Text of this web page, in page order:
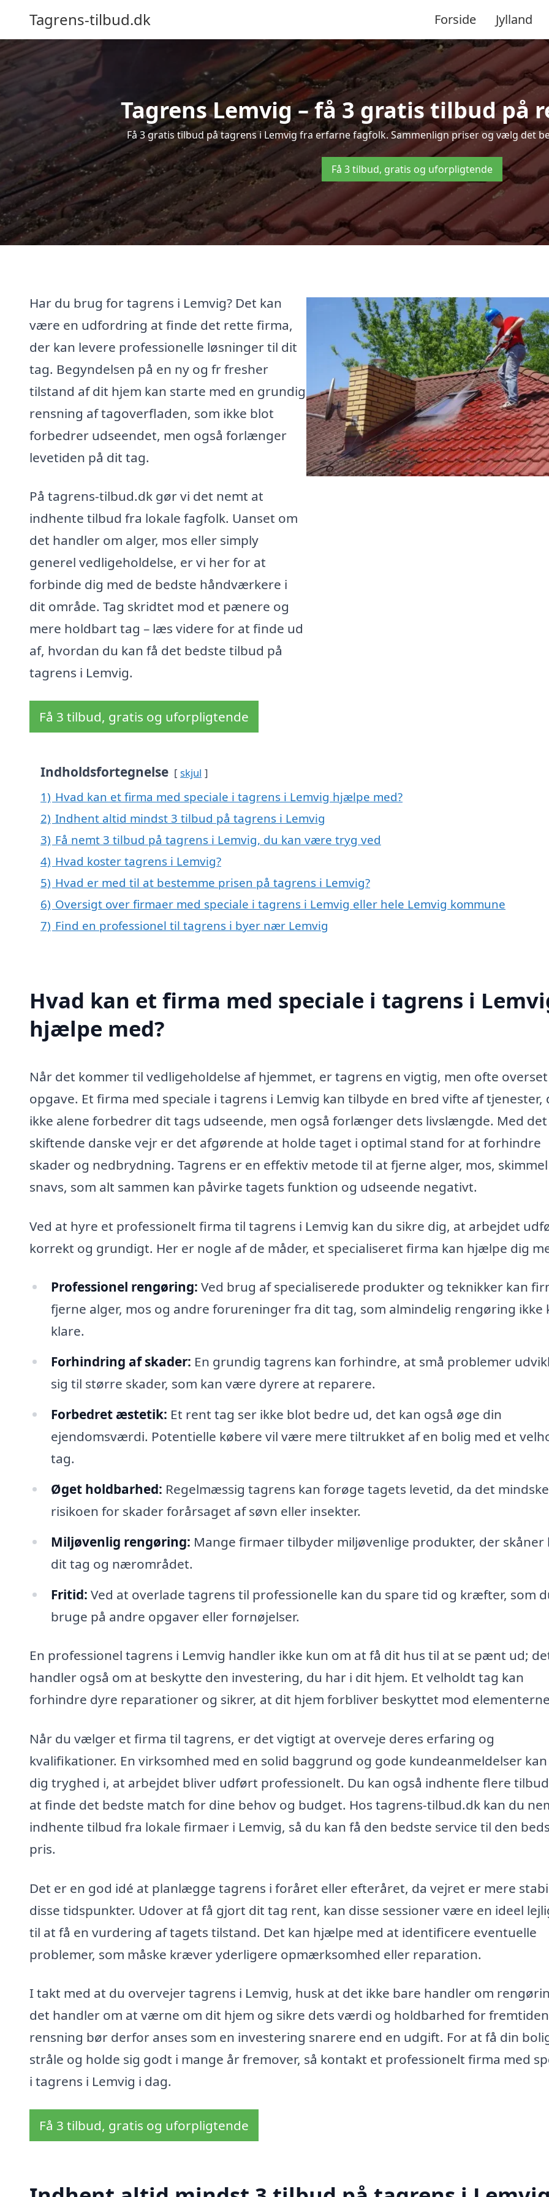
Tagrens-tilbud.dk Forside Jylland
Tagrens Lemvig – få 3 gratis tilbud på
Få 3 gratis tilbud på tagrens i Lemvig fra erfarne fagfolk. Sammenlign priser og vælg det
Få 3 tilbud, gratis og uforpligtende
Har du brug for tagrens i Lemvig? Det kan
være en udfordring at finde det rette firma,
der kan levere professionelle løsninger til dit
tag. Begyndelsen på en ny og fr fresher
tilstand af dit hjem kan starte med en grundig
rensning af tagoverfladen, som ikke blot
forbedrer udseendet, men også forlænger
levetiden på dit tag.
På tagrens-tilbud.dk gør vi det nemt at
indhente tilbud fra lokale fagfolk. Uanset om
det handler om alger, mos eller simply
generel vedligeholdelse, er vi her for at
forbinde dig med de bedste håndværkere i
dit område. Tag skridtet mod et pænere og
mere holdbart tag – læs videre for at finde ud
af, hvordan du kan få det bedste tilbud på
tagrens i Lemvig.
Få 3 tilbud, gratis og uforpligtende
Indholdsfortegnelse skjul
1) Hvad kan et firma med speciale i tagrens i Lemvig hjælpe med?
2) Indhent altid mindst 3 tilbud på tagrens i Lemvig
3) Få nemt 3 tilbud på tagrens i Lemvig, du kan være tryg ved
4) Hvad koster tagrens i Lemvig?
5) Hvad er med til at bestemme prisen på tagrens i Lemvig?
6) Oversigt over firmaer med speciale i tagrens i Lemvig eller hele Lemvig kommune
7) Find en professionel til tagrens i byer nær Lemvig
Hvad kan et firma med speciale i tagrens i
hjælpe med?
Når det kommer til vedligeholdelse af hjemmet, er tagrens en vigtig, men ofte overset
opgave. Et firma med speciale i tagrens i Lemvig kan tilbyde en bred vifte af tjenester,
ikke alene forbedrer dit tags udseende, men også forlænger dets livslængde. Med det
skiftende danske vejr er det afgørende at holde taget i optimal stand for at forhindre
skader og nedbrydning. Tagrens er en effektiv metode til at fjerne alger, mos,
snavs, som alt sammen kan påvirke tagets funktion og udseende negativt.
Ved at hyre et professionelt firma til tagrens i Lemvig kan du sikre dig, at arbejdet
korrekt og grundigt. Her er nogle af de måder, et specialiseret firma kan hjælpe dig
Professionel rengøring: Ved brug af specialiserede produkter og teknikker kan
fjerne alger, mos og andre forureninger fra dit tag, som almindelig rengøring ikke
klare.
Forhindring af skader: En grundig tagrens kan forhindre, at små problemer
sig til større skader, som kan være dyrere at reparere.
Forbedret æstetik: Et rent tag ser ikke blot bedre ud, det kan også øge din
ejendomsværdi. Potentielle købere vil være mere tiltrukket af en bolig med et
tag.
Øget holdbarhed: Regelmæssig tagrens kan forøge tagets levetid, da det
risikoen for skader forårsaget af søvn eller insekter.
Miljøvenlig rengøring: Mange firmaer tilbyder miljøvenlige produkter, der skåner
dit tag og nærområdet.
Fritid: Ved at overlade tagrens til professionelle kan du spare tid og kræfter, som
bruge på andre opgaver eller fornøjelser.
En professionel tagrens i Lemvig handler ikke kun om at få dit hus til at se pænt ud;
handler også om at beskytte den investering, du har i dit hjem. Et velholdt tag kan
forhindre dyre reparationer og sikrer, at dit hjem forbliver beskyttet mod
Når du vælger et firma til tagrens, er det vigtigt at overveje deres erfaring og
kvalifikationer. En virksomhed med en solid baggrund og gode kundeanmeldelser
dig tryghed i, at arbejdet bliver udført professionelt. Du kan også indhente flere
at finde det bedste match for dine behov og budget. Hos tagrens-tilbud.dk kan du
indhente tilbud fra lokale firmaer i Lemvig, så du kan få den bedste service til den
pris.
Det er en god idé at planlægge tagrens i foråret eller efteråret, da vejret er mere
disse tidspunkter. Udover at få gjort dit tag rent, kan disse sessioner være en ideel
til at få en vurdering af tagets tilstand. Det kan hjælpe med at identificere eventuelle
problemer, som måske kræver yderligere opmærksomhed eller reparation.
I takt med at du overvejer tagrens i Lemvig, husk at det ikke bare handler om
det handler om at værne om dit hjem og sikre dets værdi og holdbarhed for
rensning bør derfor anses som en investering snarere end en udgift. For at få din
stråle og holde sig godt i mange år fremover, så kontakt et professionelt firma med
i tagrens i Lemvig i dag.
Få 3 tilbud, gratis og uforpligtende